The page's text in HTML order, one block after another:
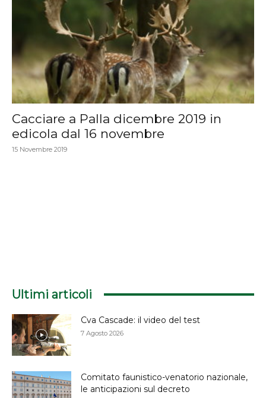
Cacciare a Palla dicembre 2019 in
edicola dal 16 novembre
15 Novembre 2019
Ultimi articoli
Cva Cascade: il video del test
7 Agosto 2026
Comitato faunistico-venatorio nazionale,
le anticipazioni sul decreto